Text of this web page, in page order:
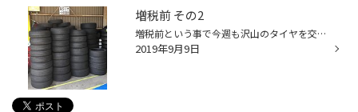
増税前 その2
増税前という事で今週も沢山のタイヤを交換させて頂きました！ 一昨日テレビを見ていると… 『増税前なのでスタッドレスタイヤを購入しました！』 とインタビューで答えている方が… 当店でも多数のお問い合わせを頂いております！ ご注文頂いたホイールセットが ずらずらーっと(๑˃̵ᴗ˂̵) お得なホイー...
2019年9月9日